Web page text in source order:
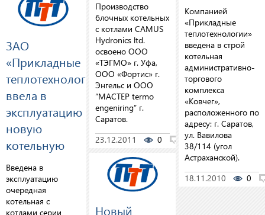
ЗАО
«Прикладные
теплотехнологии»
ввела в
эксплуатацию
новую
котельную
Введена в
эксплуатацию
очередная
котельная с
котлами серии
Производство
блочных котельных
с котлами CAMUS
Hydronics ltd.
освоено ООО
«ТЭГМО» г. Уфа,
ООО «Фортис» г.
Энгельс и ООО
“МАСТЕР termo
engeniring” г.
Саратов.
23.12.2011
0 0
Новый
Компанией
«Прикладные
теплотехнологии»
введена в строй
котельная
административно-
торгового
комплекса
«Ковчег»,
расположенного по
адресу: г. Саратов,
ул. Вавилова
38/114 (угол
Астраханской).
18.11.2010
0